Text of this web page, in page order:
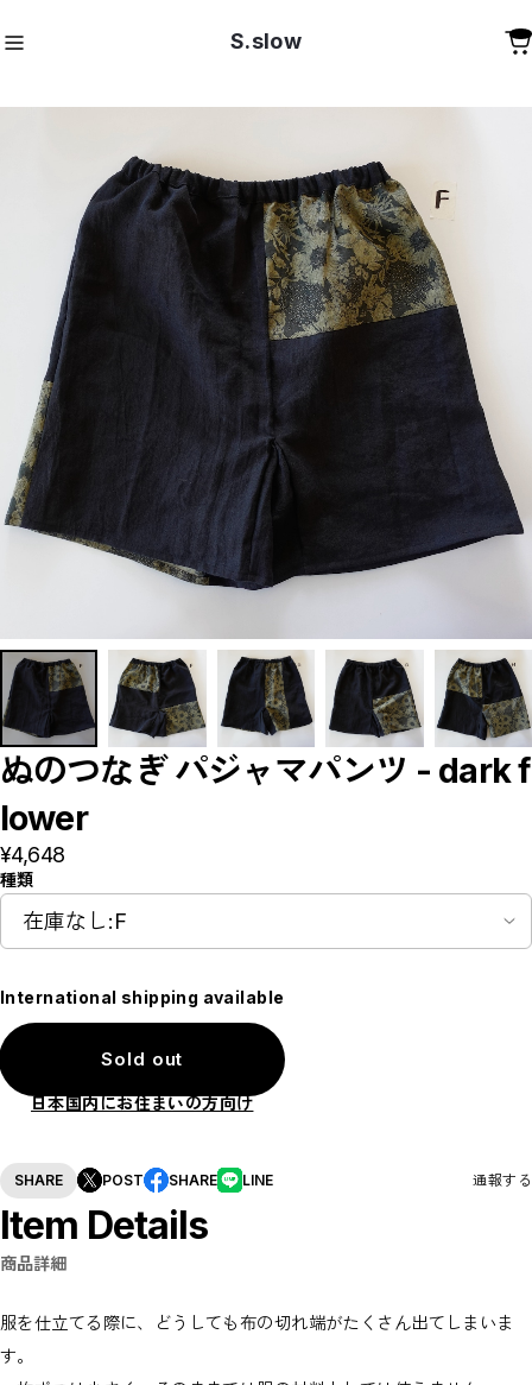
S.slow
ぬのつなぎ パジャマパンツ - dark f
lower
¥4,648
種類
International shipping available
Sold out
日本国内にお住まいの方向け
SHARE POST SHARE LINE 通報する
Item Details
商品詳細
服を仕立てる際に、どうしても布の切れ端がたくさん出てしまいま
す。